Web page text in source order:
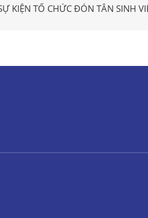
KIỆN TỔ CHỨC ĐÓN TÂN SINH